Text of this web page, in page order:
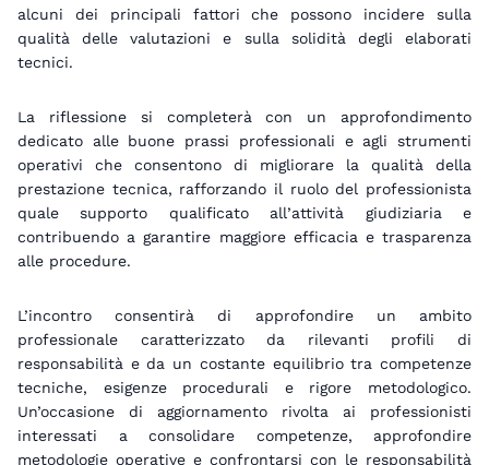
alcuni dei principali fattori che possono incidere sulla
qualità delle valutazioni e sulla solidità degli elaborati
tecnici.
La riflessione si completerà con un approfondimento
dedicato alle buone prassi professionali e agli strumenti
operativi che consentono di migliorare la qualità della
prestazione tecnica, rafforzando il ruolo del professionista
quale supporto qualificato all’attività giudiziaria e
contribuendo a garantire maggiore efficacia e trasparenza
alle procedure.
L’incontro consentirà di approfondire un ambito
professionale caratterizzato da rilevanti profili di
responsabilità e da un costante equilibrio tra competenze
tecniche, esigenze procedurali e rigore metodologico.
Un’occasione di aggiornamento rivolta ai professionisti
interessati a consolidare competenze, approfondire
metodologie operative e confrontarsi con le responsabilità